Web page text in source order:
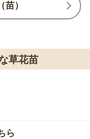
）
草花苗
ら